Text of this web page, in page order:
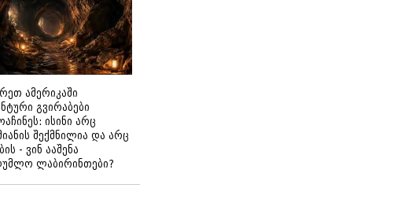
ამერიკაში
გვირაბები
ისინი არც
შექმნილია და არც
- ვინ ააშენა
ლაბირინთები?